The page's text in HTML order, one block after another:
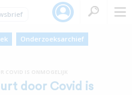
Onderzoeksarchief
door Covid is